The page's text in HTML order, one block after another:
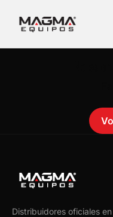
Distribuidores oficiales